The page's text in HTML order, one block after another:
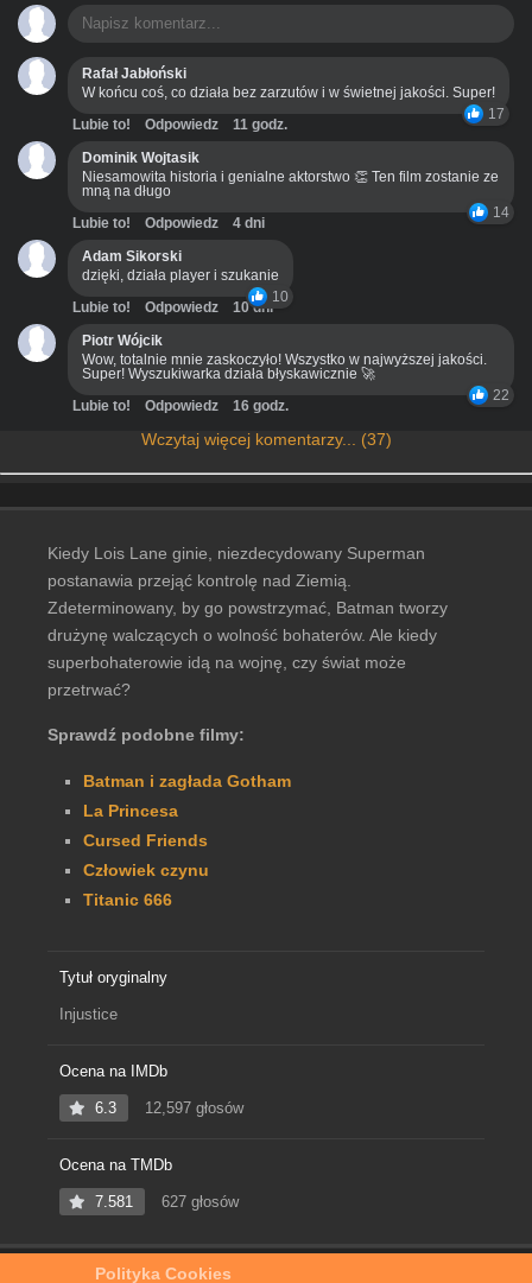
Polityka Cookies
Rafał Jabłoński
W końcu coś, co działa bez zarzutów i w świetnej jakości. Super!
17
Lubie to! Odpowiedz
11 godz.
Dominik Wojtasik
Niesamowita historia i genialne aktorstwo 👏 Ten film zostanie ze
mną na długo
14
Lubie to! Odpowiedz
4 dni
Adam Sikorski
dzięki, działa player i szukanie
10
Lubie to! Odpowiedz
10 dni
Piotr Wójcik
Wow, totalnie mnie zaskoczyło! Wszystko w najwyższej jakości.
Super! Wyszukiwarka działa błyskawicznie 🚀
22
Lubie to! Odpowiedz 16 godz.
Wczytaj więcej komentarzy... (37)
Kiedy Lois Lane ginie, niezdecydowany Superman
postanawia przejąć kontrolę nad Ziemią.
Zdeterminowany, by go powstrzymać, Batman tworzy
drużynę walczących o wolność bohaterów. Ale kiedy
superbohaterowie idą na wojnę, czy świat może
przetrwać?
Sprawdź podobne filmy:
Batman i zagłada Gotham
La Princesa
Cursed Friends
Człowiek czynu
Titanic 666
Tytuł oryginalny
Injustice
Ocena na IMDb
6.3 12,597 głosów
Ocena na TMDb
7.581 627 głosów
Film Online Injustice